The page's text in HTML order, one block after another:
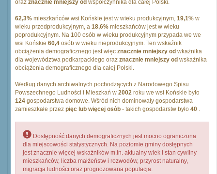
oraz znacznie mniejszy od współczynnika dla całej Polski.
62,3% mieszkańców wsi Końskie jest w wieku produkcyjnym, 19,1% w
wieku przedprodukcyjnym, a 18,6% mieszkańców jest w wieku
poprodukcyjnym. Na 100 osób w wieku produkcyjnym przypada we we
wsi Końskie 60,4 osób w wieku nieprodukcyjnym. Ten wskaźnik
obciążenia demograficznego jest więc znacznie mniejszy od wkażnika
dla województwa podkarpackiego oraz znacznie mniejszy od wskażnika
obciążenia demograficznego dla całej Polski.
Według danych archiwalnych pochodzących z Narodowego Spisu
Powszechnego Ludności i Mieszkań w 2002 roku we wsi Końskie było
124 gospodarstwa domowe. Wśród nich dominowały gospodarstwa
zamieszkałe przez pięc lub więcej osób - takich gospodarstw było 40 .
Dostępność danych demograficznych jest mocno ograniczona
dla miejscowości statystycznych. Na poziomie gminy dostępnych
jest znacznie więcej wskaźników m.in. aktualny wiek i stan cywilny
mieszkańców, liczba małżeństw i rozwodów, przyrost naturalny,
migracja ludności oraz prognozowana populacja.